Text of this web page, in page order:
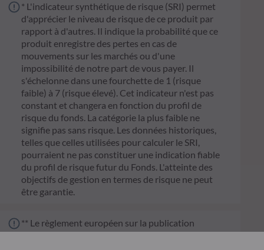
* L'indicateur synthétique de risque (SRI) permet
d'apprécier le niveau de risque de ce produit par
rapport à d'autres. Il indique la probabilité que ce
produit enregistre des pertes en cas de
mouvements sur les marchés ou d'une
impossibilité de notre part de vous payer. Il
s'échelonne dans une fourchette de 1 (risque
faible) à 7 (risque élevé). Cet indicateur n'est pas
constant et changera en fonction du profil de
risque du fonds. La catégorie la plus faible ne
signifie pas sans risque. Les données historiques,
telles que celles utilisées pour calculer le SRI,
pourraient ne pas constituer une indication fiable
du profil de risque futur du Fonds. L'atteinte des
objectifs de gestion en termes de risque ne peut
être garantie.
** Le règlement européen sur la publication
d’informations en matière de durabilité dans le